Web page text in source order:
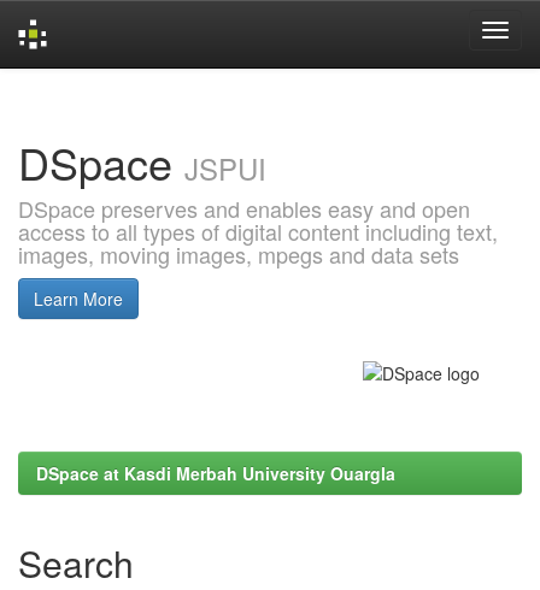
DSpace JSPUI
DSpace preserves and enables easy and open
access to all types of digital content including text,
images, moving images, mpegs and data sets
Learn More
DSpace at Kasdi Merbah University Ouargla
Search